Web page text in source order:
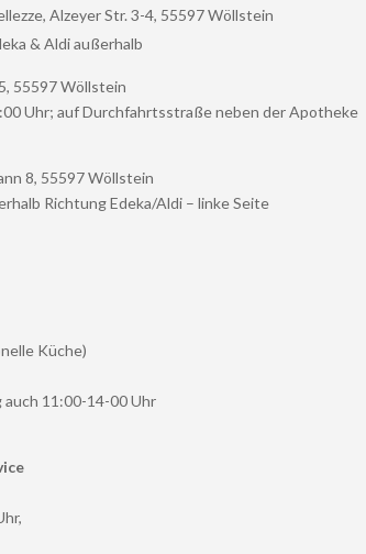
Alzeyer Str. 3-4, 55597 Wöllstein
& Aldi außerhalb
55597 Wöllstein
Uhr; auf Durchfahrtsstraße neben der Apotheke
8, 55597 Wöllstein
Richtung Edeka/Aldi – linke Seite
Küche)
11:00-14-00 Uhr